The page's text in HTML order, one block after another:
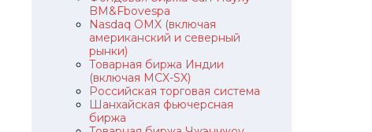
BM&Fbovespa
Nasdaq OMX (включая
американский и северный
рынки)
Товарная биржа Индии
(включая MCX-SX)
Российская торговая система
Шанхайская фьючерсная
биржа